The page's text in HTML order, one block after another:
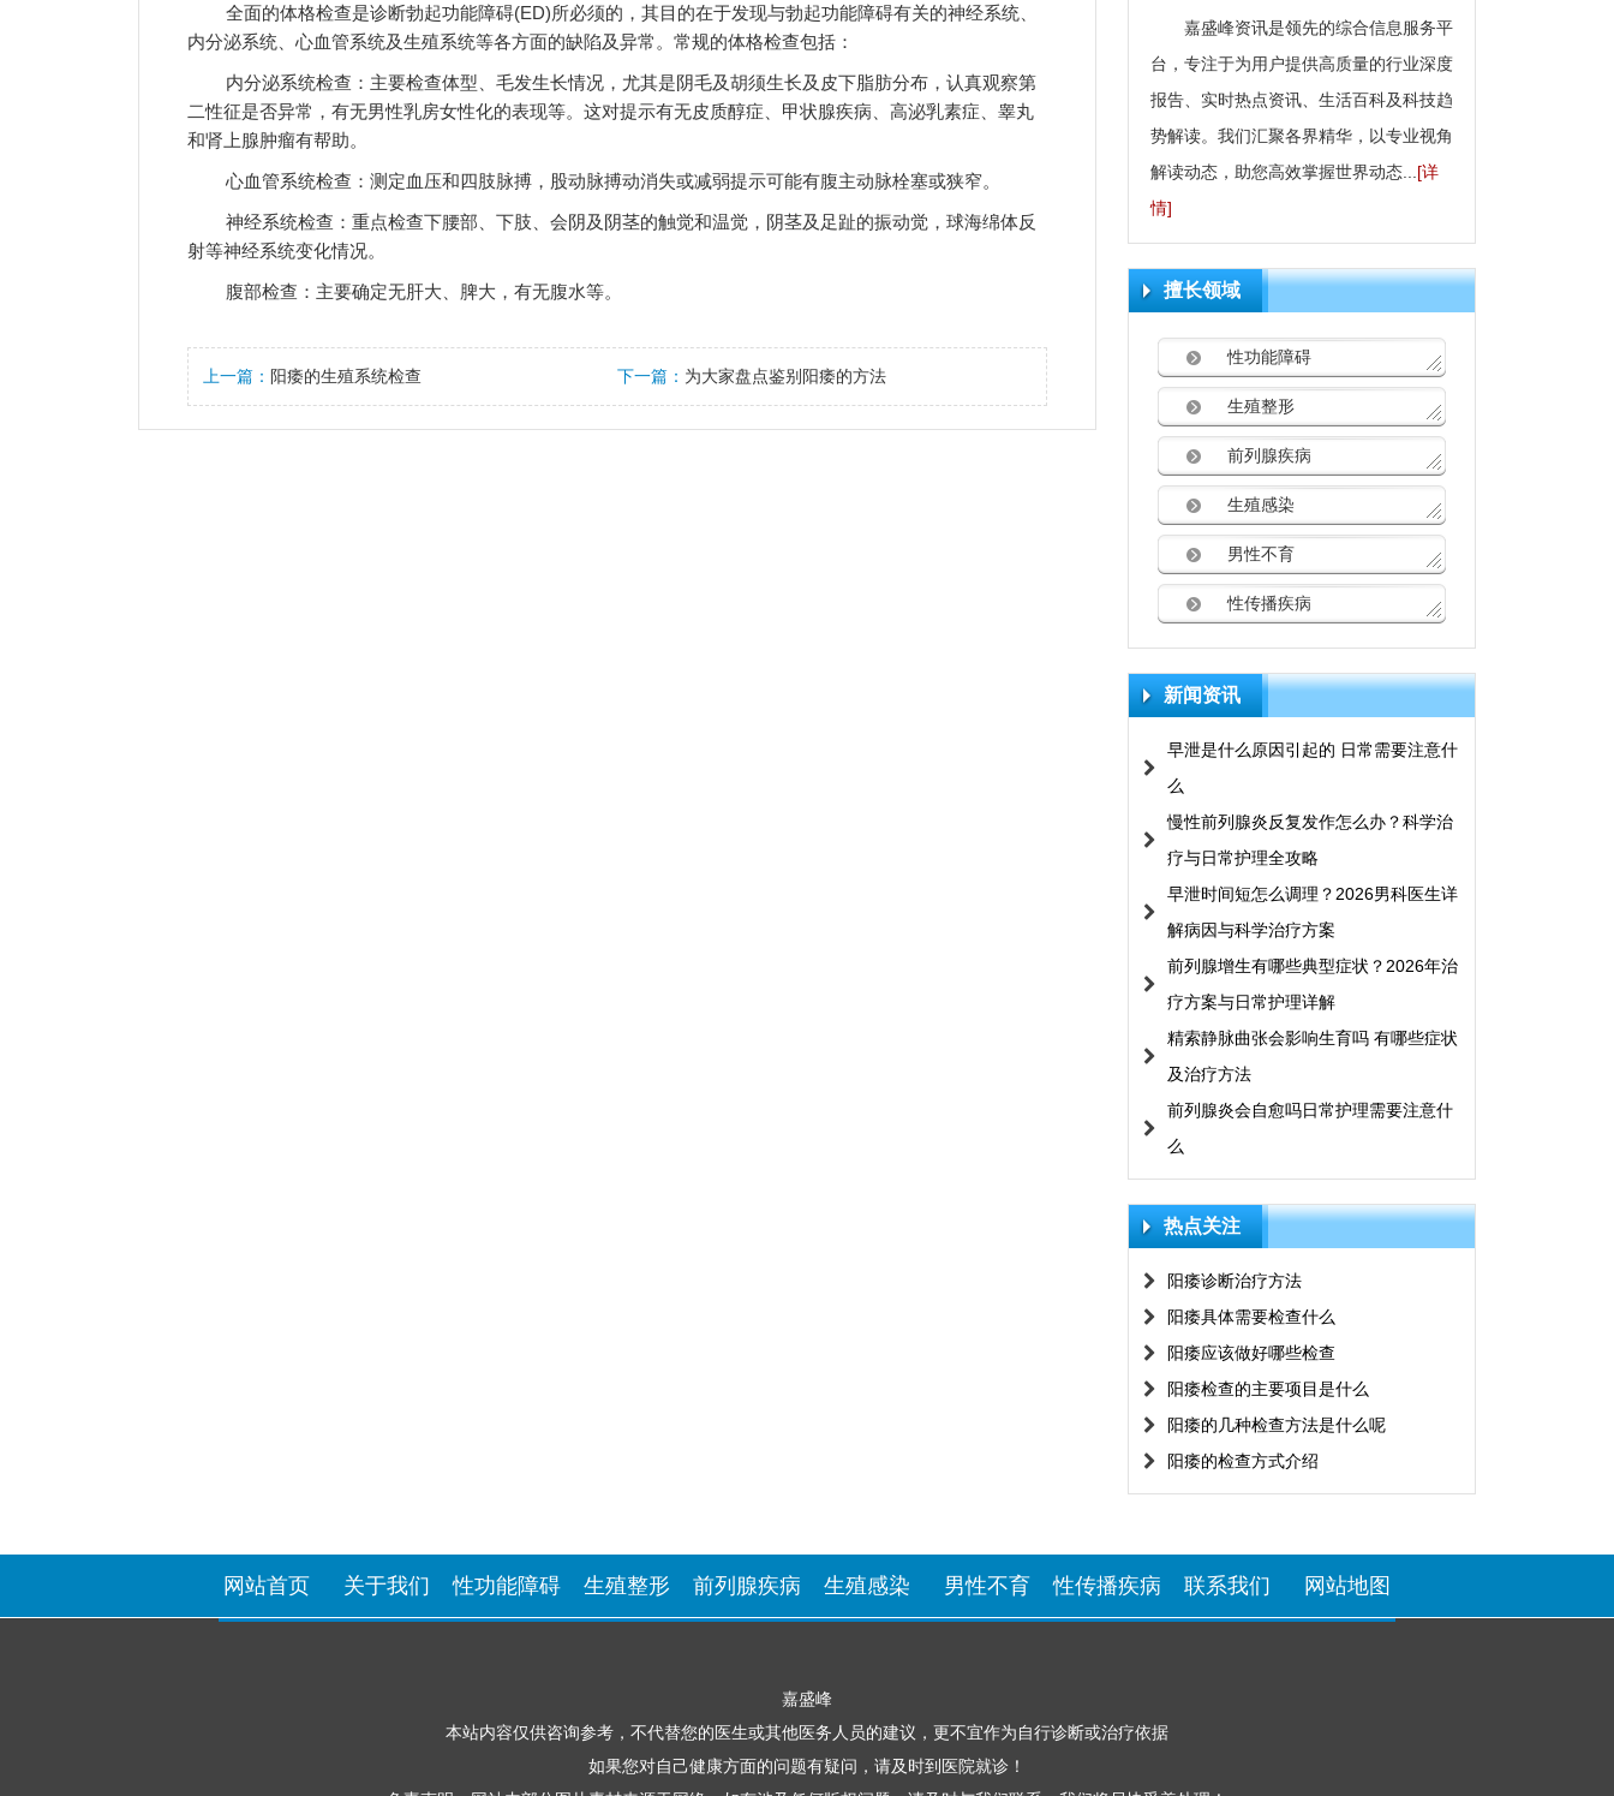
全面的体格检查是诊断勃起功能障碍(ED)所必须的，其目的在于发现与勃起功能障碍有关的神经系统、
内分泌系统、心血管系统及生殖系统等各方面的缺陷及异常。常规的体格检查包括：
内分泌系统检查：主要检查体型、毛发生长情况，尤其是阴毛及胡须生长及皮下脂肪分布，认真观察第
二性征是否异常，有无男性乳房女性化的表现等。这对提示有无皮质醇症、甲状腺疾病、高泌乳素症、睾丸
和肾上腺肿瘤有帮助。
心血管系统检查：测定血压和四肢脉搏，股动脉搏动消失或减弱提示可能有腹主动脉栓塞或狭窄。
神经系统检查：重点检查下腰部、下肢、会阴及阴茎的触觉和温觉，阴茎及足趾的振动觉，球海绵体反
射等神经系统变化情况。
腹部检查：主要确定无肝大、脾大，有无腹水等。
上一篇： 阳痿的生殖系统检查 下一篇： 为大家盘点鉴别阳痿的方法
嘉盛峰资讯是领先的综合信息服务平
台，专注于为用户提供高质量的行业深度
报告、实时热点资讯、生活百科及科技趋
势解读。我们汇聚各界精华，以专业视角
解读动态，助您高效掌握世界动态... [详
情]
擅长领域
性功能障碍
生殖整形
前列腺疾病
生殖感染
男性不育
性传播疾病
新闻资讯
早泄是什么原因引起的 日常需要注意什
么
慢性前列腺炎反复发作怎么办？科学治
疗与日常护理全攻略
早泄时间短怎么调理？2026男科医生详
解病因与科学治疗方案
前列腺增生有哪些典型症状？2026年治
疗方案与日常护理详解
精索静脉曲张会影响生育吗 有哪些症状
及治疗方法
前列腺炎会自愈吗日常护理需要注意什
么
热点关注
阳痿诊断治疗方法
阳痿具体需要检查什么
阳痿应该做好哪些检查
阳痿检查的主要项目是什么
阳痿的几种检查方法是什么呢
阳痿的检查方式介绍
网站首页 关于我们 性功能障碍 生殖整形 前列腺疾病 生殖感染 男性不育 性传播疾病 联系我们 网站地图
嘉盛峰
本站内容仅供咨询参考，不代替您的医生或其他医务人员的建议，更不宜作为自行诊断或治疗依据
如果您对自己健康方面的问题有疑问，请及时到医院就诊！